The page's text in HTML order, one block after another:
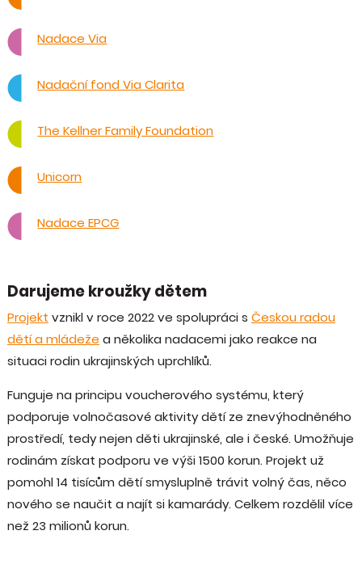
Nadace Via
Nadační fond Via Clarita
The Kellner Family Foundation
Unicorn
Nadace EPCG
Darujeme kroužky dětem
Projekt vznikl v roce 2022 ve spolupráci s Českou radou
dětí a mládeže a několika nadacemi jako reakce na
situaci rodin ukrajinských uprchlíků.
Funguje na principu voucherového systému, který
podporuje volnočasové aktivity dětí ze znevýhodněného
prostředí, tedy nejen děti ukrajinské, ale i české. Umožňuje
rodinám získat podporu ve výši 1500 korun. Projekt už
pomohl 14 tisícům dětí smysluplně trávit volný čas, něco
nového se naučit a najít si kamarády. Celkem rozdělil více
než 23 milionů korun.